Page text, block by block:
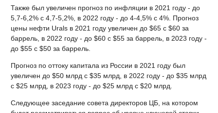
Также был увеличен прогноз по инфляции в 2021 году - до
5,7-6,2% с 4,7-5,2%, в 2022 году - до 4-4,5% с 4%. Прогноз
цены нефти Urals в 2021 году увеличен до $65 с $60 за
баррель, в 2022 году - до $60 с $55 за баррель, в 2023 году -
до $55 с $50 за баррель.
Прогноз по оттоку капитала из России в 2021 году был
увеличен до $50 млрд с $35 млрд, в 2022 году - до $35 млрд
с $25 млрд, в 2023 году - до $25 млрд с $20 млрд.
Следующее заседание совета директоров ЦБ, на котором